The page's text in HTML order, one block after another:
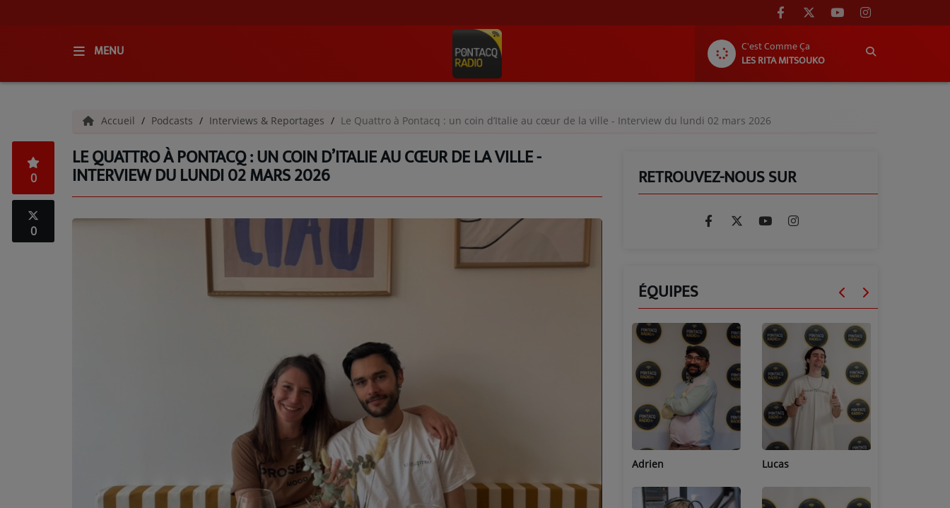
MENU
C'est Comme Ça
LES RITA MITSOUKO
QUI SOMMES-NOUS ?
GRILLE DES PROGRAMMES
C'ÉTAIT QUOI CE TITRE ?
VOTRE PUBLICITÉ SUR PONTACQ RADIO
Accueil Podcasts Interviews & Reportages Le Quattro à Pontacq : un coin d’Italie au cœur de la ville - Interview du lundi 02 mars 2026
LE QUATTRO À PONTACQ : UN COIN D’ITALIE AU CŒUR DE LA VILLE -
INTERVIEW DU LUNDI 02 MARS 2026
0
0
RETROUVEZ-NOUS SUR
ÉQUIPES
Adrien Lucas